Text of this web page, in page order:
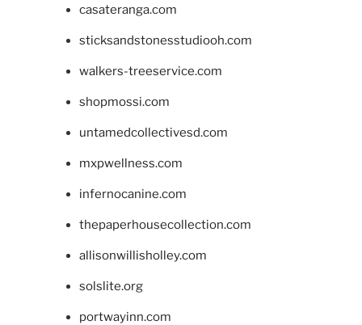
casateranga.com
sticksandstonesstudiooh.com
walkers-treeservice.com
shopmossi.com
untamedcollectivesd.com
mxpwellness.com
infernocanine.com
thepaperhousecollection.com
allisonwillisholley.com
solslite.org
portwayinn.com